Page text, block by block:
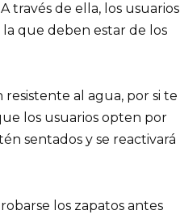
través de ella, los usuarios
que deben estar de los
al agua, por si te
los usuarios opten por
sentados y se reactivará
los zapatos antes